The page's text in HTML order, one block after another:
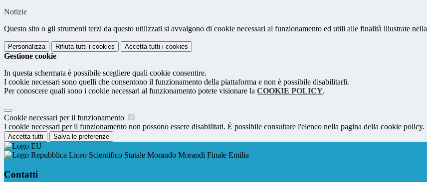
Notizie
Questo sito o gli strumenti terzi da questo utilizzati si avvalgono di cookie necessari al funzionamento ed utili alle finalità illustrate nella
Personalizza Rifiuta tutti i cookies Accetta tutti i cookies
Gestione cookie
In questa schermata è possibile scegliere quali cookie consentire.
I cookie necessari sono quelli che consentono il funzionamento della piattaforma e non è possibile disabilitarli.
Per conoscere quali sono i cookie necessari al funzionamento potete visionare la COOKIE POLICY.
Cookie necessari per il funzionamento
I cookie necessari per il funzionamento non possono essere disabilitati. È possibile consultare l'elenco nella pagina della cookie policy.
Accetta tutti Salva le preferenze
Liceo Scientifico Statale Morando Morandi Finale Emilia
Contatti